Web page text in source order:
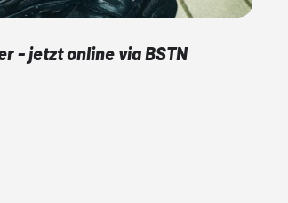
- jetzt online via BSTN